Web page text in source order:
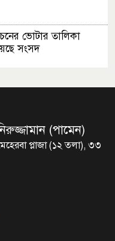
ভোটার তালিকা
সংসদ
বইপড়া কর্মসূচীর
করে তিন
(পামেন)
প্লাজা (১২ তলা), ৩৩